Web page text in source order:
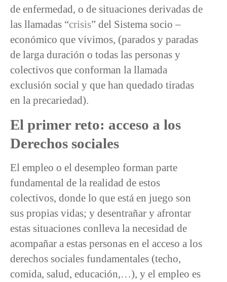
de enfermedad, o de situaciones derivadas de
las llamadas “crisis” del Sistema socio –
económico que vivimos, (parados y paradas
de larga duración o todas las personas y
colectivos que conforman la llamada
exclusión social y que han quedado tiradas
en la precariedad).
El primer reto: acceso a los
Derechos sociales
El empleo o el desempleo forman parte
fundamental de la realidad de estos
colectivos, donde lo que está en juego son
sus propias vidas; y desentrañar y afrontar
estas situaciones conlleva la necesidad de
acompañar a estas personas en el acceso a los
derechos sociales fundamentales (techo,
comida, salud, educación,…), y el empleo es